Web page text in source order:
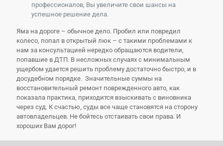
профессионалов, Вы увеличите свои шансы на
успешное решение дела.
Яма на дороге – обычное дело. Пробил или повредил
колесо, попал в открытый люк – с такими проблемами к
нам за консультацией нередко обращаются водители,
попавшие в ДТП. В несложных случаях с минимальным
ущербом удается решить проблему достаточно быстро, и в
досудебном порядке. Значительные суммы на
восстановительный ремонт поврежденного авто, как
показала практика, приходится взыскивать с виновника
через суд. К счастью, суды все чаще становятся на сторону
автовладельцев. Не бойтесь отстаивать свои права. И
хороших Вам дорог!